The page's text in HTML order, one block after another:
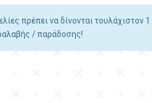
πρέπει να δίνονται τουλάχιστον 1
/ παράδοσης!